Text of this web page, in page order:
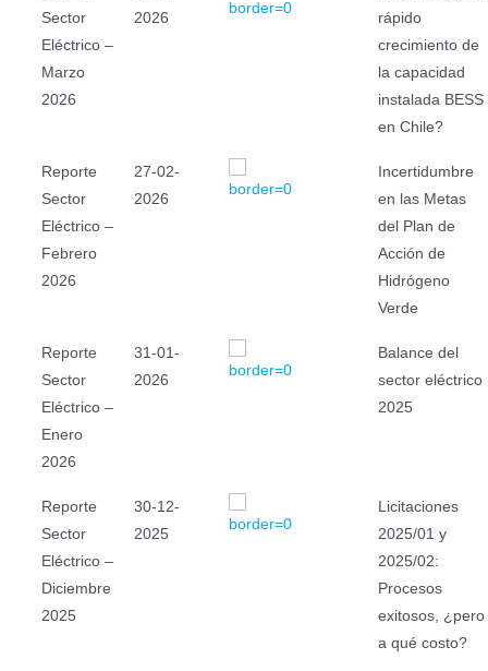
Sector
Eléctrico –
Marzo
2026
2026
rápido
crecimiento de
la capacidad
instalada BESS
en Chile?
Reporte
Sector
Eléctrico –
Febrero
2026
27-02-
2026
Incertidumbre
en las Metas
del Plan de
Acción de
Hidrógeno
Verde
Reporte
Sector
Eléctrico –
Enero
2026
31-01-
2026
Balance del
sector eléctrico
2025
Reporte
Sector
Eléctrico –
Diciembre
2025
30-12-
2025
Licitaciones
2025/01 y
2025/02:
Procesos
exitosos, ¿pero
a qué costo?